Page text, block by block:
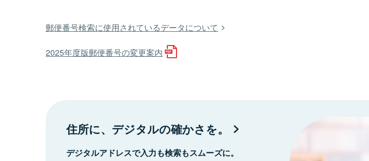
郵便番号検索に使用されているデータについて
2025年度版郵便番号の変更案内
住所に、デジタルの確かさを。
デジタルアドレスで入力も検索もスムーズに。